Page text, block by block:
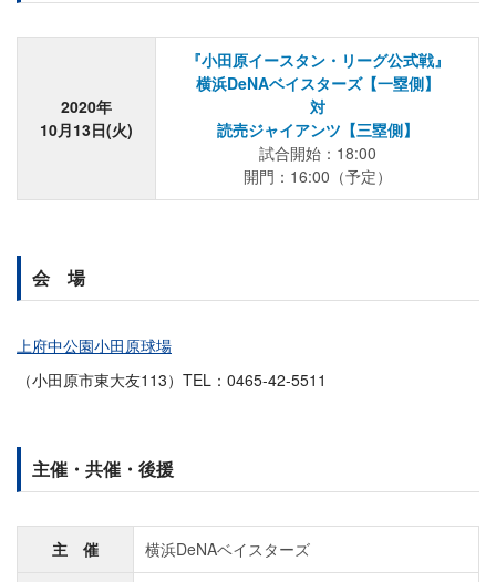
2020年
10月13日(火)
『小田原イースタン・リーグ公式戦』
横浜DeNAベイスターズ【一塁側】
対
読売ジャイアンツ【三塁側】
試合開始：18:00
開門：16:00（予定）
会 場
上府中公園小田原球場
（小田原市東大友113）TEL：0465-42-5511
主催・共催・後援
主 催 横浜DeNAベイスターズ